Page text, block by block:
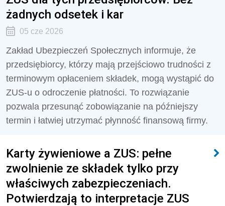
żadnych odsetek i kar
05 cze 2026
Zakład Ubezpieczeń Społecznych informuje, że
przedsiębiorcy, którzy mają przejściowo trudności z
terminowym opłaceniem składek, mogą wystąpić do
ZUS-u o odroczenie płatności. To rozwiązanie
pozwala przesunąć zobowiązanie na późniejszy
termin i łatwiej utrzymać płynność finansową firmy.
Karty żywieniowe a ZUS: pełne
zwolnienie ze składek tylko przy
właściwych zabezpieczeniach.
Potwierdzają to interpretacje ZUS